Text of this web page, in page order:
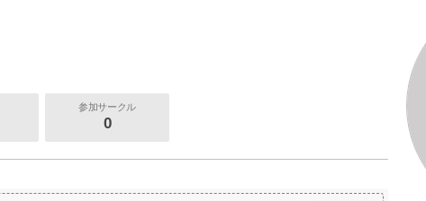
参加サークル
0